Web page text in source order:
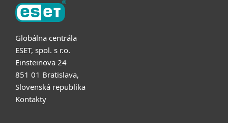
Globálna centrála
ESET, spol. s r.o.
Einsteinova 24
851 01 Bratislava,
Slovenská republika
Kontakty